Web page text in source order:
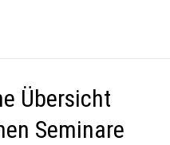
Übersicht
Seminare